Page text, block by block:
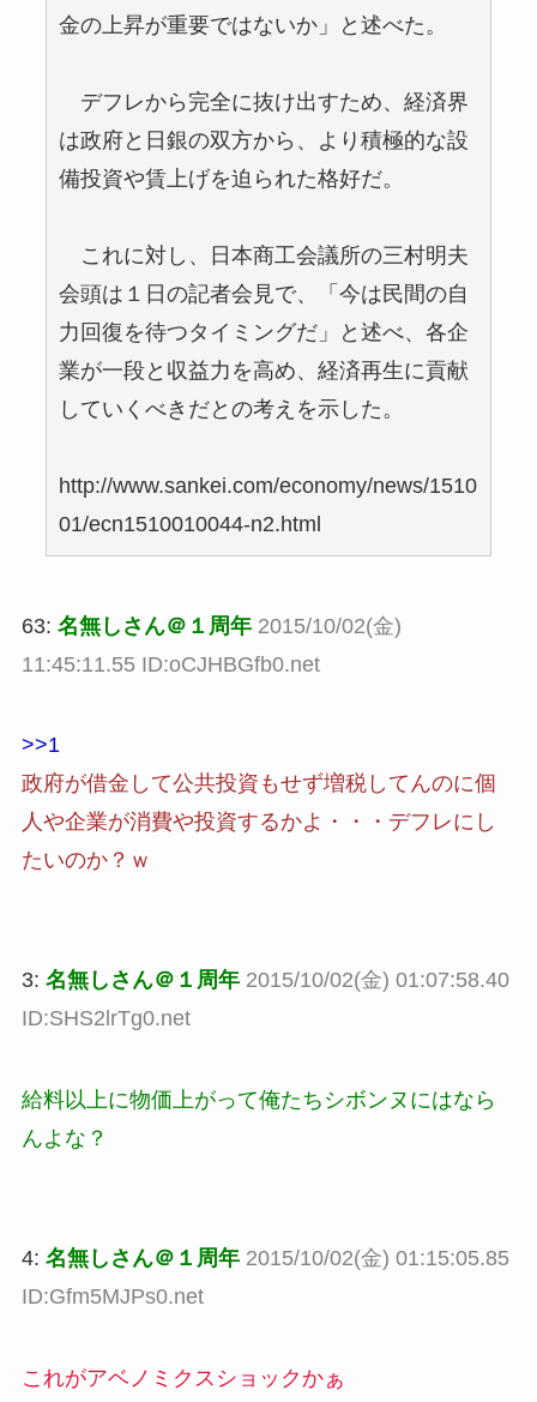
金の上昇が重要ではないか」と述べた。
デフレから完全に抜け出すため、経済界
は政府と日銀の双方から、より積極的な設
備投資や賃上げを迫られた格好だ。
これに対し、日本商工会議所の三村明夫
会頭は１日の記者会見で、「今は民間の自
力回復を待つタイミングだ」と述べ、各企
業が一段と収益力を高め、経済再生に貢献
していくべきだとの考えを示した。
http://www.sankei.com/economy/news/1510
01/ecn1510010044-n2.html
63: 名無しさん＠１周年 2015/10/02(金)
11:45:11.55 ID:oCJHBGfb0.net
>>1
政府が借金して公共投資もせず増税してんのに個
人や企業が消費や投資するかよ・・・デフレにし
たいのか？ｗ
3: 名無しさん＠１周年 2015/10/02(金) 01:07:58.40
ID:SHS2lrTg0.net
給料以上に物価上がって俺たちシボンヌにはなら
んよな？
4: 名無しさん＠１周年 2015/10/02(金) 01:15:05.85
ID:Gfm5MJPs0.net
これがアベノミクスショックかぁ